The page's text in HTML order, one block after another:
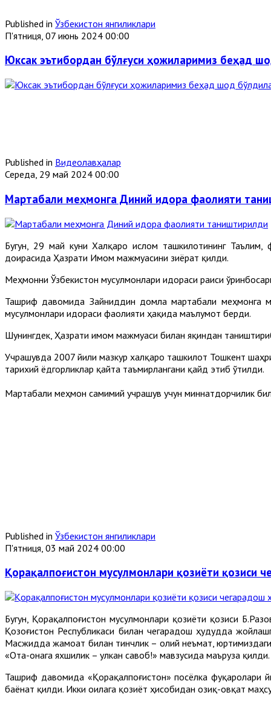
Published in Ўзбекистон янгиликлари
П'ятниця, 07 июнь 2024 00:00
Юксак эътибордан бўлғуси ҳожиларимиз беҳад
Published in Видеолавҳалар
Середа, 29 май 2024 00:00
Мартабали меҳмонга Диний идора фаолияти
Бугун, 29 май куни Халқаро ислом ташкилотининг
доирасида Ҳазрати Имом мажмуасини зиёрат қилди.
Меҳмонни Ўзбекистон мусулмонлари идораси раиси
Ташриф давомида Зайниддин домла мартабали меҳмонга
мусулмонлари идораси фаолияти ҳақида маълумот берди.
Шунингдек, Ҳазрати имом мажмуаси билан яқиндан
Учрашувда 2007 йили мазкур халқаро ташкилот Тошкент
тарихий ёдгорликлар қайта таъмирлангани қайд этиб ўтилди.
Мартабали меҳмон самимий учрашув учун миннатдорчилик
Published in Ўзбекистон янгиликлари
П'ятниця, 03 май 2024 00:00
Қорақалпоғистон мусулмонлари қозиёти қозиси
Бугун, Қорақалпоғистон мусулмонлари қозиёти қозиси
Қозоғистон Республикаси билан чегарадош ҳудудда
Масжидда жамоат билан тинчлик – олий неъмат,
«Ота-онага яхшилик – улкан савоб!» мавзусида маъруза қилди.
Ташриф давомида «Қорақалпоғистон» посёлка фуқаролари
баёнат қилди. Икки оилага қозиёт ҳисобидан озиқ-овқат